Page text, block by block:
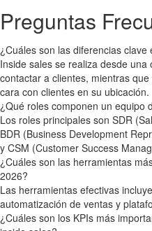
Preguntas
¿Cuáles son las diferencias
Inside sales se realiza desde
contactar a clientes, mientras
cara con clientes en su ubicación.
¿Qué roles componen un equipo
Los roles principales son SDR
BDR (Business Development
y CSM (Customer Success
¿Cuáles son las herramientas
2026?
Las herramientas efectivas
automatización de ventas y
¿Cuáles son los KPIs más